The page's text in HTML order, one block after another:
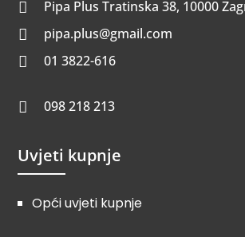
 Pipa Plus Tratinska 38, 10000
 pipa.plus@gmail.com
 01 3822-616
 098 218 213
Uvjeti kupnje
Opći uvjeti kupnje